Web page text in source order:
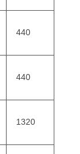
440
440
1320